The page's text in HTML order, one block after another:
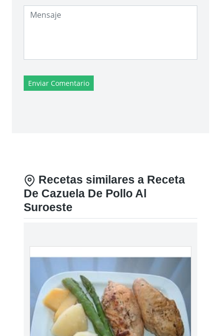
Enviar Comentario
Recetas similares a Receta
De Cazuela De Pollo Al
Suroeste